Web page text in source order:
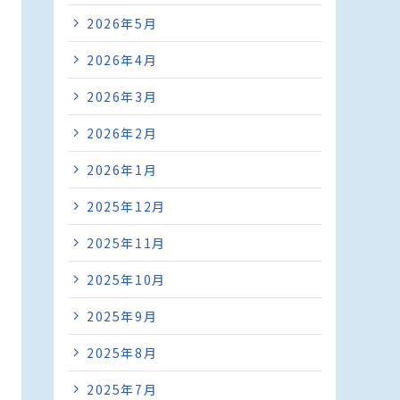
2026年5月
2026年4月
2026年3月
2026年2月
2026年1月
2025年12月
2025年11月
2025年10月
2025年9月
2025年8月
2025年7月